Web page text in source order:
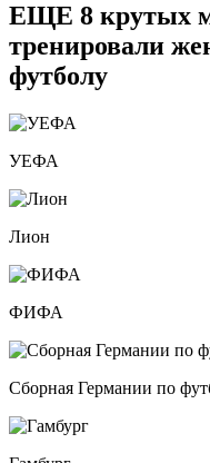
ЕЩЕ 8 крутых
тренировали
футболу
УЕФА
Лион
ФИФА
Сборная Германии по